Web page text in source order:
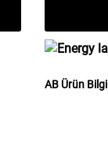
AB Ürün